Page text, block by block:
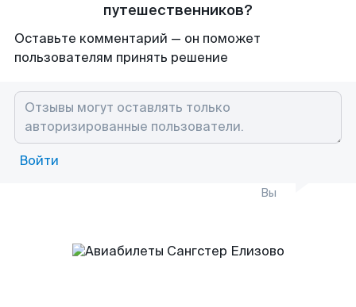
путешественников?
Оставьте комментарий — он поможет
пользователям принять решение
Войти
Вы